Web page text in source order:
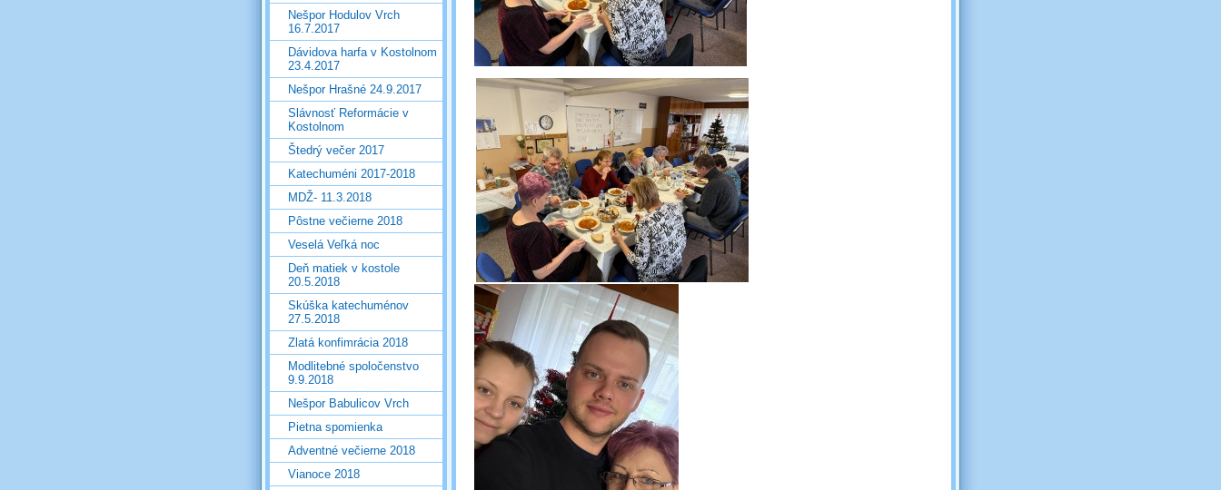
Nešpor Hodulov Vrch
16.7.2017
Dávidova harfa v Kostolnom
23.4.2017
Nešpor Hrašné 24.9.2017
Slávnosť Reformácie v
Kostolnom
Štedrý večer 2017
Katechuméni 2017-2018
MDŽ- 11.3.2018
Pôstne večierne 2018
Veselá Veľká noc
Deň matiek v kostole
20.5.2018
Skúška katechuménov
27.5.2018
Zlatá konfimrácia 2018
Modlitebné spoločenstvo
9.9.2018
Nešpor Babulicov Vrch
Pietna spomienka
Adventné večierne 2018
Vianoce 2018